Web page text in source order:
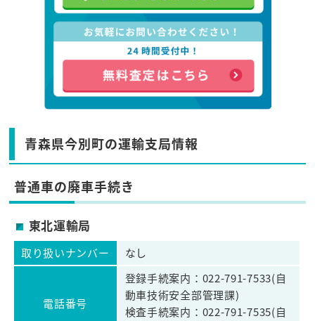
青森県今別町の運輸支局情報
普通車の廃車手続き
東北運輸局
取り扱いナンバー なし
電話番号
登録手続案内：022-791-7533(自
動車技術安全部管理課)
検査手続案内：022-791-7535(自